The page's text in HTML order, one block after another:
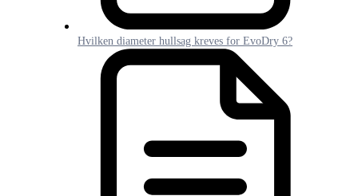
Hvilken diameter hullsag kreves for EvoDry 6?